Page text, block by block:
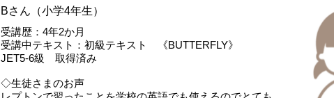
Bさん（小学4年生）
受講歴：4年2か月
受講中テキスト：初級テキスト 《BUTTERFLY》
JET5-6級 取得済み
◇生徒さまのお声